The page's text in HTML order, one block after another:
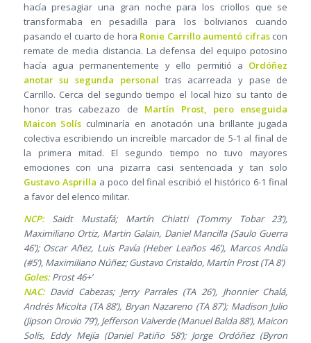
hacía presagiar una gran noche para los criollos que se
transformaba en pesadilla para los bolivianos cuando
pasando el cuarto de hora Ronie Carrillo aumentó cifrascon
remate de media distancia. La defensa del equipo potosino
hacía agua permanentemente y ello permitió a Ordóñez
anotar su segunda personal tras acarreada y pase de
Carrillo. Cerca del segundo tiempo el local hizo su tanto de
honor tras cabezazo de Martín Prost, pero enseguida
Maicon Solís culminaría en anotación una brillante jugada
colectiva escribiendo un increíble marcador de 5-1 al final de
la primera mitad. El segundo tiempo no tuvo mayores
emociones con una pizarra casi sentenciada y tan solo
Gustavo Asprilla a poco del final escribió el histórico 6-1 final
a favor del elenco militar.
NCP:Saidt Mustafá; Martín Chiatti (Tommy Tobar 23’),
Maximiliano Ortiz, Martin Galain, Daniel Mancilla (Saulo Guerra
46’); Oscar Añez, Luis Pavía (Heber Leaños 46’), Marcos Andía
(#5’), Maximiliano Núñez; Gustavo Cristaldo, Martín Prost (TA 8’)
Goles:Prost 46+’
NAC:David Cabezas; Jerry Parrales (TA 26’), Jhonnier Chalá,
Andrés Micolta (TA 88’), Bryan Nazareno (TA 87’); Madison Julio
(Jipson Orovio 79’), Jefferson Valverde (Manuel Balda 88’), Maicon
Solís, Eddy Mejía (Daniel Patiño 58’); Jorge Ordóñez (Byron